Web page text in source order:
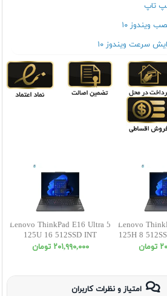
تاپ
ویندوز ۱۰
سرعت ویندوز ۱۰
Lenovo ThinkPad E16 Ultra 5
125U 16 512SSD INT
WUXGA
٢٠١,٩٩٠,٠٠٠ تومان
Lenovo
125H 8
امتیاز و نظرات کاربران